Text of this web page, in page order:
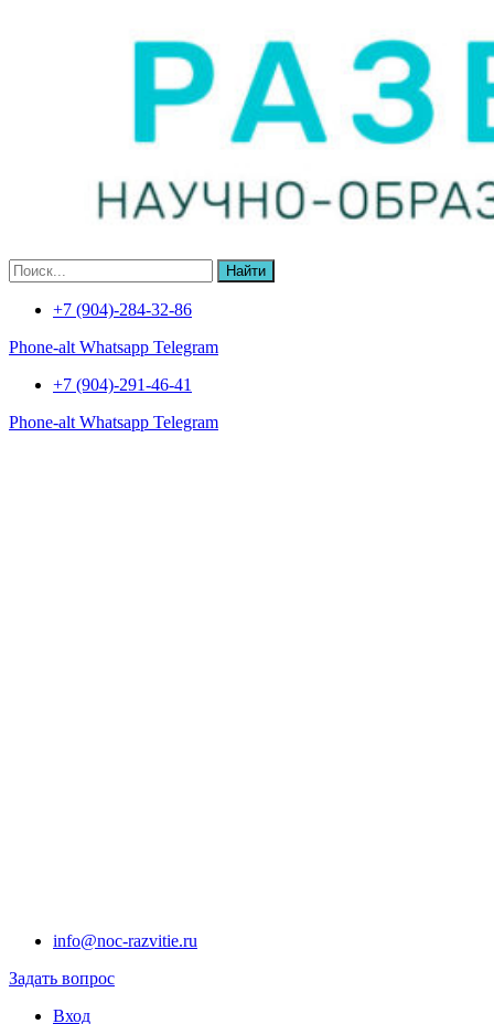
Найти
+7 (904)-284-32-86
Phone-alt Whatsapp Telegram
+7 (904)-291-46-41
Phone-alt Whatsapp Telegram
info@noc-razvitie.ru
Задать вопрос
Вход